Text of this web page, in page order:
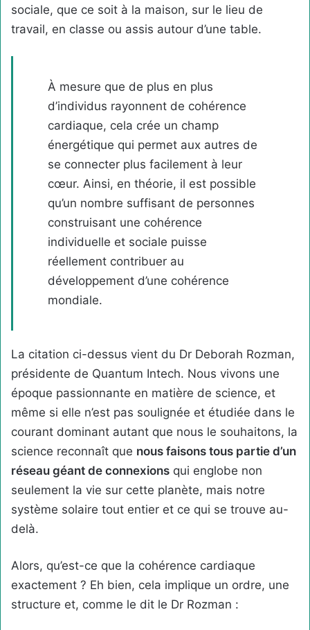
sociale, que ce soit à la maison, sur le lieu de
travail, en classe ou assis autour d’une table.
À mesure que de plus en plus
d’individus rayonnent de cohérence
cardiaque, cela crée un champ
énergétique qui permet aux autres de
se connecter plus facilement à leur
cœur. Ainsi, en théorie, il est possible
qu’un nombre suffisant de personnes
construisant une cohérence
individuelle et sociale puisse
réellement contribuer au
développement d’une cohérence
mondiale.
La citation ci-dessus vient du Dr Deborah Rozman,
présidente de Quantum Intech. Nous vivons une
époque passionnante en matière de science, et
même si elle n’est pas soulignée et étudiée dans le
courant dominant autant que nous le souhaitons, la
science reconnaît que nous faisons tous partie d’un
réseau géant de connexions qui englobe non
seulement la vie sur cette planète, mais notre
système solaire tout entier et ce qui se trouve au-
delà.
Alors, qu’est-ce que la cohérence cardiaque
exactement ? Eh bien, cela implique un ordre, une
structure et, comme le dit le Dr Rozman :